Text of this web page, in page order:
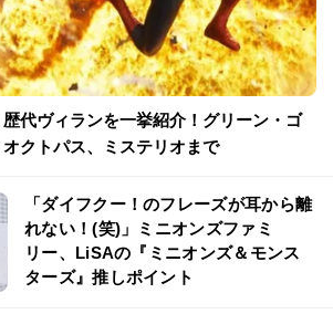
歴代ヴィランを一挙紹介！グリーン・ゴ
クトパス、ミステリオまで
「ダイフクー！のフレーズが耳から離
れない！(笑)」ミニオンズファミ
リー、LiSAの『ミニオンズ＆モンス
ターズ』推しポイント